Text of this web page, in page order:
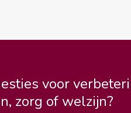
voor
zorg of welzijn?